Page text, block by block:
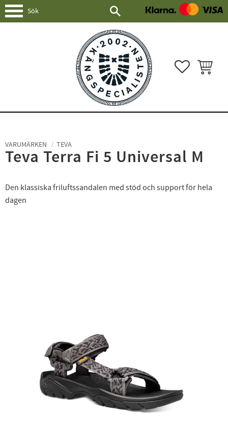
Meny
FAVORITER
VARUMÄRKEN TEVA
Teva Terra Fi 5 Universal M
Den klassiska friluftssandalen med stöd och support för hela
dagen